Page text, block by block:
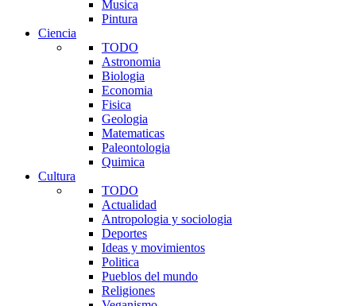
Musica
Pintura
Ciencia
TODO
Astronomia
Biologia
Economia
Fisica
Geologia
Matematicas
Paleontologia
Quimica
Cultura
TODO
Actualidad
Antropologia y sociologia
Deportes
Ideas y movimientos
Politica
Pueblos del mundo
Religiones